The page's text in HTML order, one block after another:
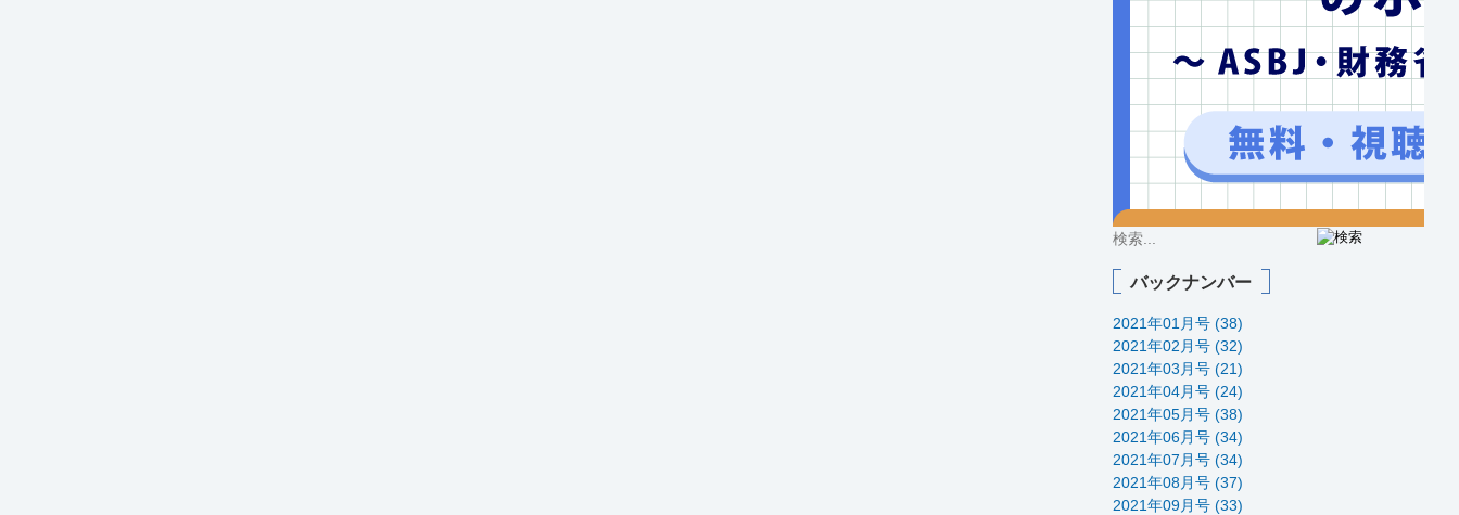
バックナンバー
2021年01月号 (38)
2021年02月号 (32)
2021年03月号 (21)
2021年04月号 (24)
2021年05月号 (38)
2021年06月号 (34)
2021年07月号 (34)
2021年08月号 (37)
2021年09月号 (33)